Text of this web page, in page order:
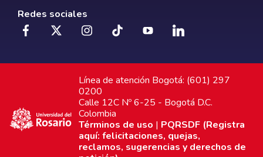
Redes sociales
Línea de atención Bogotá: (601) 297
0200
Calle 12C Nº 6-25 - Bogotá D.C.
Colombia
Términos de uso | PQRSDF (Registra
aquí: felicitaciones, quejas,
reclamos, sugerencias y derechos de